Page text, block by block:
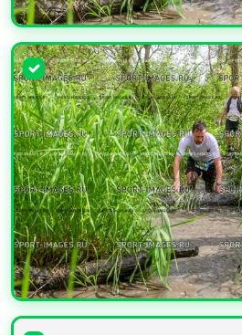
УВЕЛИЧИТЬ
УВЕЛИЧИТЬ